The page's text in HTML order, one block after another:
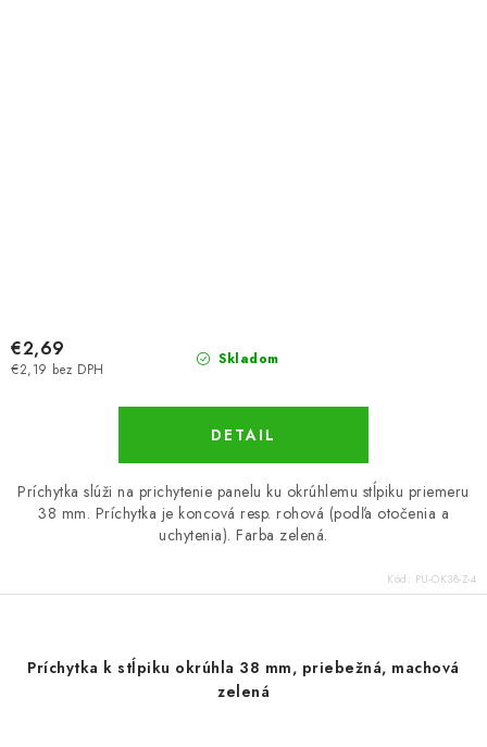
Skladom
€2,19 bez DPH
€2,69
DETAIL
Príchytka slúži na prichytenie panelu ku okrúhlemu stĺpiku priemeru
38 mm. Príchytka je koncová resp. rohová (podľa otočenia a
uchytenia). Farba zelená.
Kód: PU-OK38-Z-4
Príchytka k stĺpiku okrúhla 38 mm, priebežná, machová
zelená